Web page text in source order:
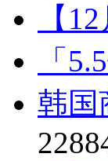
【
「
韩国